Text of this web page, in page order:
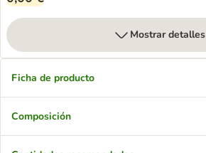
Mostrar detalles
Ficha de producto
Composición